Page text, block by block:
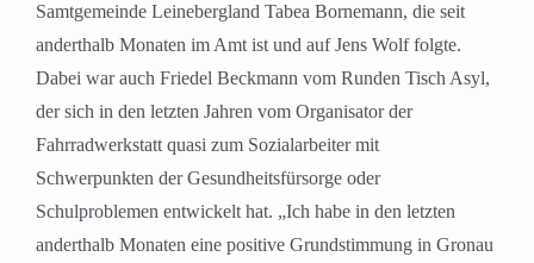
Samtgemeinde Leinebergland Tabea Bornemann, die seit
anderthalb Monaten im Amt ist und auf Jens Wolf folgte.
Dabei war auch Friedel Beckmann vom Runden Tisch Asyl,
der sich in den letzten Jahren vom Organisator der
Fahrradwerkstatt quasi zum Sozialarbeiter mit
Schwerpunkten der Gesundheitsfürsorge oder
Schulproblemen entwickelt hat. „Ich habe in den letzten
anderthalb Monaten eine positive Grundstimmung in Gronau